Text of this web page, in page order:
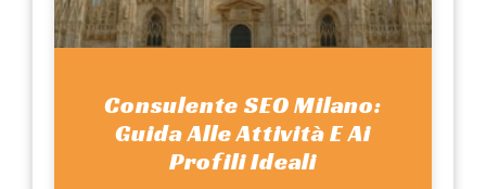
Consulente SEO Milano:
Guida Alle Attività E Ai
Profili Ideali